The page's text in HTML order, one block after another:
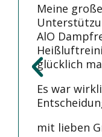
Meine
AlO
glücklich
Es war
mit lieben